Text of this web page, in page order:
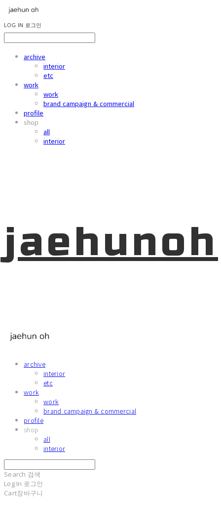
LOG IN 로그인
archive
interior
etc
work
work
brand campaign & commercial
profile
shop
all
interior
jaehunoh
archive
interior
etc
work
work
brand campaign & commercial
profile
shop
all
interior
Search 검색
Log In 로그인
Cart장바구니